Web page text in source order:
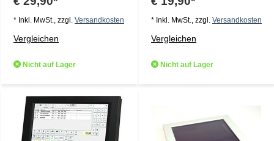
* Inkl. MwSt., zzgl. Versandkosten
Vergleichen
Nicht auf Lager
* Inkl. MwSt., zzgl. Versandkosten
Vergleichen
Nicht auf Lager